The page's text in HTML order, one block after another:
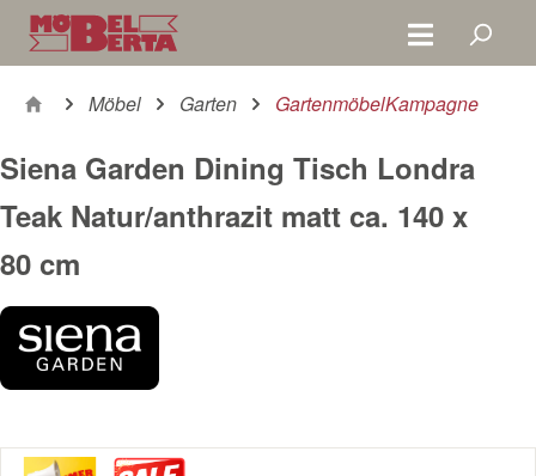
Zum Hauptinhalt springen
Möbel Garten GartenmöbelKampagne
Siena Garden Dining Tisch Londra
Teak Natur/anthrazit matt ca. 140 x
80 cm
Bildergalerie überspringen